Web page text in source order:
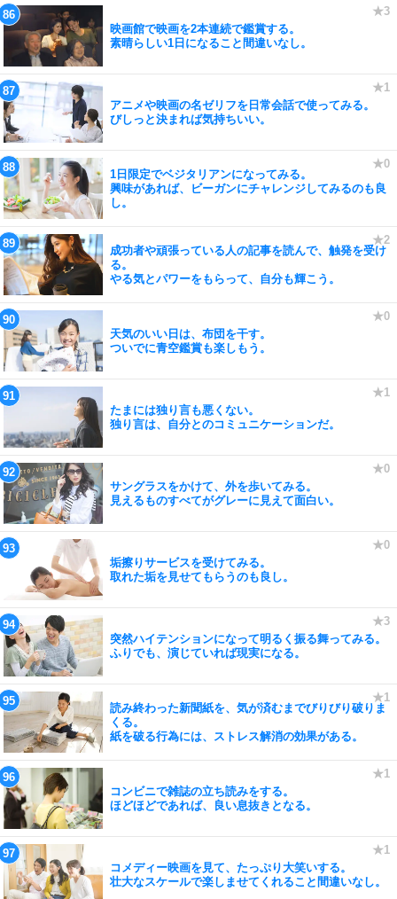
映画館で映画を2本連続で鑑賞する。
素晴らしい1日になること間違いなし。
アニメや映画の名ゼリフを日常会話で使ってみる。
びしっと決まれば気持ちいい。
1日限定でベジタリアンになってみる。
興味があれば、ビーガンにチャレンジしてみるのも良
し。
成功者や頑張っている人の記事を読んで、触発を受け
る。
やる気とパワーをもらって、自分も輝こう。
天気のいい日は、布団を干す。
ついでに青空鑑賞も楽しもう。
たまには独り言も悪くない。
独り言は、自分とのコミュニケーションだ。
サングラスをかけて、外を歩いてみる。
見えるものすべてがグレーに見えて面白い。
垢擦りサービスを受けてみる。
取れた垢を見せてもらうのも良し。
突然ハイテンションになって明るく振る舞ってみる。
ふりでも、演じていれば現実になる。
読み終わった新聞紙を、気が済むまでびりびり破りま
くる。
紙を破る行為には、ストレス解消の効果がある。
コンビニで雑誌の立ち読みをする。
ほどほどであれば、良い息抜きとなる。
コメディー映画を見て、たっぷり大笑いする。
壮大なスケールで楽しませてくれること間違いなし。